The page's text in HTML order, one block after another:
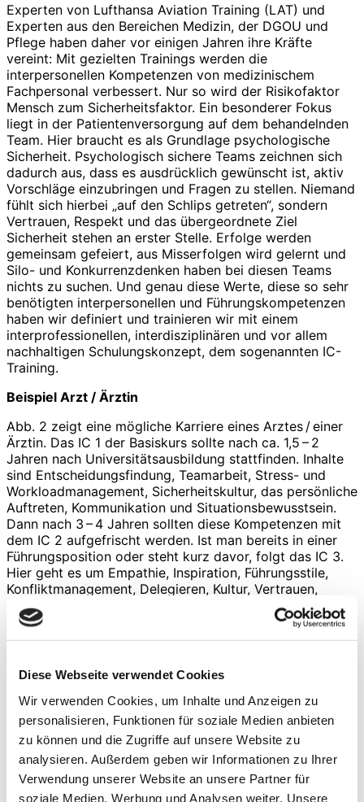
Diese Webseite verwendet Cookies
Wir verwenden Cookies, um Inhalte und Anzeigen zu
personalisieren, Funktionen für soziale Medien anbieten
zu können und die Zugriffe auf unsere Website zu
analysieren. Außerdem geben wir Informationen zu Ihrer
Verwendung unserer Website an unsere Partner für
soziale Medien, Werbung und Analysen weiter. Unsere
Experten von Lufthansa Aviation Training (LAT) und
Experten aus den Bereichen Medizin, der DGOU und
Pflege haben daher vor einigen Jahren ihre Kräfte
vereint: Mit gezielten Trainings werden die
interpersonellen Kompetenzen von medizinischem
Fachpersonal verbessert. Nur so wird der Risikofaktor
Mensch zum Sicherheitsfaktor. Ein besonderer Fokus
liegt in der Patientenversorgung auf dem behandelnden
Team. Hier braucht es als Grundlage psychologische
Sicherheit. Psychologisch sichere Teams zeichnen sich
dadurch aus, dass es ausdrücklich gewünscht ist, aktiv
Vorschläge einzubringen und Fragen zu stellen. Niemand
fühlt sich hierbei „auf den Schlips getreten“, sondern
Vertrauen, Respekt und das übergeordnete Ziel
Sicherheit stehen an erster Stelle. Erfolge werden
gemeinsam gefeiert, aus Misserfolgen wird gelernt und
Silo- und Konkurrenzdenken haben bei diesen Teams
nichts zu suchen. Und genau diese Werte, diese so sehr
benötigten interpersonellen und Führungskompetenzen
haben wir definiert und trainieren wir mit einem
interprofessionellen, interdisziplinären und vor allem
nachhaltigen Schulungskonzept, dem sogenannten IC-
Training.
Beispiel Arzt / Ärztin
Abb. 2 zeigt eine mögliche Karriere eines Arztes / einer
Ärztin. Das IC 1 der Basiskurs sollte nach ca. 1,5 – 2
Jahren nach Universitätsausbildung stattfinden. Inhalte
sind Entscheidungsfindung, Teamarbeit, Stress- und
Workloadmanagement, Sicherheitskultur, das persönliche
Auftreten, Kommunikation und Situationsbewusstsein.
Dann nach 3 – 4 Jahren sollten diese Kompetenzen mit
dem IC 2 aufgefrischt werden. Ist man bereits in einer
Führungsposition oder steht kurz davor, folgt das IC 3.
Hier geht es um Empathie, Inspiration, Führungsstile,
Konfliktmanagement, Delegieren, Kultur, Vertrauen,
Resilienz und Umgang mit dem Alltag sowie kritischen
Situationen als Führungskraft. Das IC 4 richtet sich an
das Top Management. Schwerpunkte sind hier das
Identifikation, Risikomanagement, der Faktor Mensch
Bereichen Medizin und Luftfahrt und bilden die perfekte
Kombination, um auch im Training von und miteinander
zu lernen. Zusätzlich gibt es noch ein IC-Pflege, das sich
an Pflegekräfte wendet und das IC-Notfall, das alle
Schnittstellen der Erstversorgung (Notärzte,
Notfallsanitäter, Feuerwehr, Luftrettung, Leitstelle)